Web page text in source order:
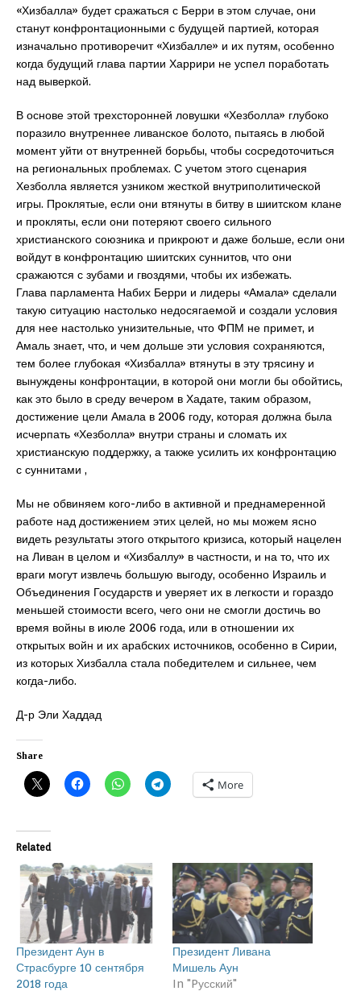
«Хизбалла» будет сражаться с Берри в этом случае, они
станут конфронтационными с будущей партией, которая
изначально противоречит «Хизбалле» и их путям, особенно
когда будущий глава партии Харрири не успел поработать
над выверкой.
В основе этой трехсторонней ловушки «Хезболла» глубоко
поразило внутреннее ливанское болото, пытаясь в любой
момент уйти от внутренней борьбы, чтобы сосредоточиться
на региональных проблемах. С учетом этого сценария
Хезболла является узником жесткой внутриполитической
игры. Проклятые, если они втянуты в битву в шиитском клане
и прокляты, если они потеряют своего сильного
христианского союзника и прикроют и даже больше, если они
войдут в конфронтацию шиитских суннитов, что они
сражаются с зубами и гвоздями, чтобы их избежать.
Глава парламента Набих Берри и лидеры «Амала» сделали
такую ​​ситуацию настолько недосягаемой и создали условия
для нее настолько унизительные, что ФПМ не примет, и
Амаль знает, что, и чем дольше эти условия сохраняются,
тем более глубокая «Хизбалла» втянуты в эту трясину и
вынуждены конфронтации, в которой они могли бы обойтись,
как это было в среду вечером в Хадате, таким образом,
достижение цели Амала в 2006 году, которая должна была
исчерпать «Хезболла» внутри страны и сломать их
христианскую поддержку, а также усилить их конфронтацию
с суннитами ,
Мы не обвиняем кого-либо в активной и преднамеренной
работе над достижением этих целей, но мы можем ясно
видеть результаты этого открытого кризиса, который нацелен
на Ливан в целом и «Хизбаллу» в частности, и на то, что их
враги могут извлечь большую выгоду, особенно Израиль и
Объединения Государств и уверяет их в легкости и гораздо
меньшей стоимости всего, чего они не смогли достичь во
время войны в июле 2006 года, или в отношении их
открытых войн и их арабских источников, особенно в Сирии,
из которых Хизбалла стала победителем и сильнее, чем
когда-либо.
Д-р Эли Хаддад
Share
More
Related
Президент Аун в
Страсбурге 10 сентября
2018 года
Президент Ливана
Мишель Аун
In "Pусский"